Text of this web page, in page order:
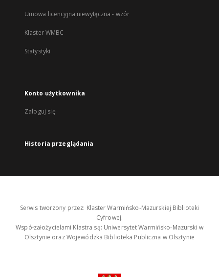
Umowa licencyjna niewyłączna - wzór
Klaster WMBC
Statystyki
Konto użytkownika
Zaloguj się
Historia przeglądania
Serwis tworzony przez: Klaster Warmińsko-Mazurskiej Biblioteki
Cyfrowej.
Współzałożycielami Klastra są: Uniwersytet Warmińsko-Mazurski w
Olsztynie oraz Wojewódzka Biblioteka Publiczna w Olsztynie